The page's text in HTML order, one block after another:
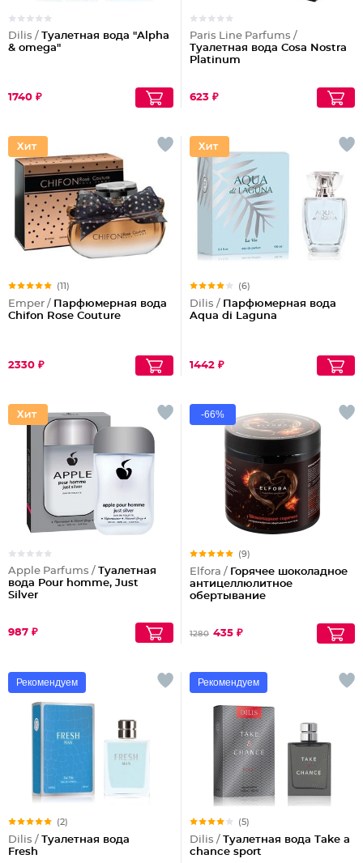
Dilis / Туалетная вода "Alpha
& omega"
1740 ₽
Paris Line Parfums /
Туалетная вода Cosa Nostra
Platinum
623 ₽
(11)
Emper / Парфюмерная вода
Chifon Rose Couture
2330 ₽
(6)
Dilis / Парфюмерная вода
Aqua di Laguna
1442 ₽
Apple Parfums / Туалетная
вода Pour homme, Just
Silver
987 ₽
-66%
(9)
Elfora / Горячее шоколадное
антицеллюлитное
обертывание
1280 435 ₽
Рекомендуем
(2)
Dilis / Туалетная вода
Fresh
Рекомендуем
(5)
Dilis / Туалетная вода Take a
chance sport